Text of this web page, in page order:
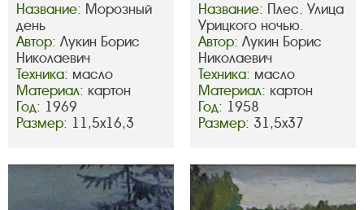
Название: Морозный
день
Автор: Лукин Борис
Николаевич
Техника: масло
Материал: картон
Год: 1969
Размер: 11,5х16,3
Название: Плес. Улица
Урицкого ночью.
Автор: Лукин Борис
Николаевич
Техника: масло
Материал: картон
Год: 1958
Размер: 31,5х37